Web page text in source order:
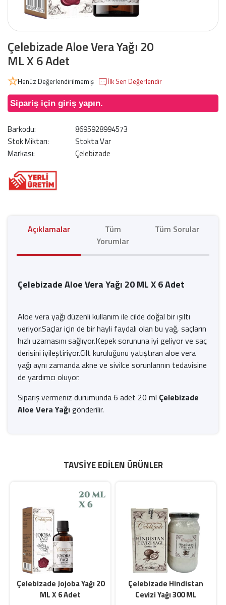
Çelebizade Aloe Vera Yağı 20
ML X 6 Adet
Henüz Değerlendirilmemiş İlk Sen Değerlendir
Sipariş için giriş yapın.
Barkodu:
8695928994573
Stok Miktarı:
Stokta Var
Markası:
Çelebizade
Açıklamalar
Tüm
Yorumlar
Tüm Sorular
Çelebizade Aloe Vera Yağı 20 ML X 6 Adet
Aloe vera yağı düzenli kullanım ile cilde doğal bir ışıltı
veriyor.Saçlar için de bir hayli faydalı olan bu yağ, saçların
hızlı uzamasını sağlıyor.Kepek sorununa iyi geliyor ve saç
derisini iyileştiriyor.Cilt kuruluğunu yatıştıran aloe vera
yağı aynı zamanda akne ve sivilce sorunlarının tedavisine
de yardımcı oluyor.
Sipariş vermeniz durumunda 6 adet 20 ml Çelebizade
Aloe Vera Yağıgönderilir.
TAVSIYE EDILEN ÜRÜNLER
Çelebizade Jojoba Yağı 20
ML X 6 Adet
Çelebizade Hindistan
Cevizi Yağı 300 ML